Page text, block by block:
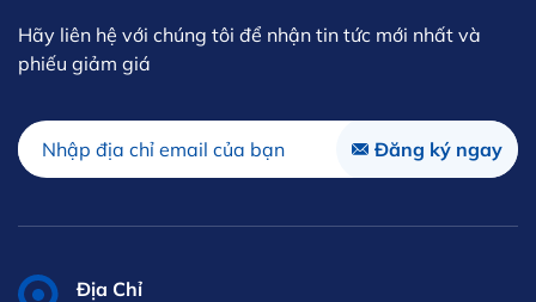
Hãy liên hệ với chúng tôi để nhận tin tức mới nhất và
phiếu giảm giá
Địa Chỉ